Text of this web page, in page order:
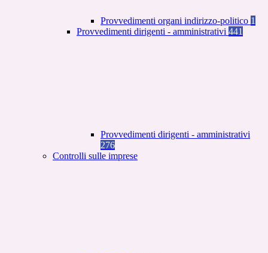
Provvedimenti organi indirizzo-politico 1
Provvedimenti dirigenti - amministrativi 441
Provvedimenti dirigenti - amministrativi
276
Controlli sulle imprese